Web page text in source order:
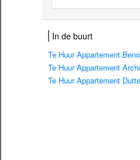
In de buurt
Te Huur Appartement
Te Huur Appartement
Te Huur Appartement